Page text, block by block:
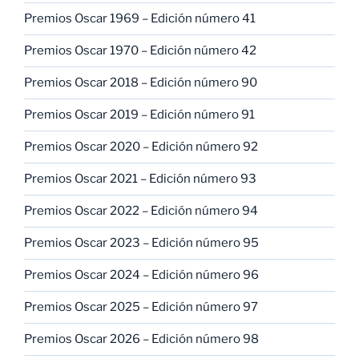
Premios Oscar 1969 – Edición número 41
Premios Oscar 1970 – Edición número 42
Premios Oscar 2018 – Edición número 90
Premios Oscar 2019 – Edición número 91
Premios Oscar 2020 – Edición número 92
Premios Oscar 2021 – Edición número 93
Premios Oscar 2022 – Edición número 94
Premios Oscar 2023 – Edición número 95
Premios Oscar 2024 – Edición número 96
Premios Oscar 2025 – Edición número 97
Premios Oscar 2026 – Edición número 98